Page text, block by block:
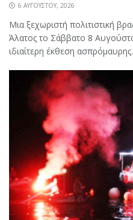
6 ΑΥΓΟΎΣΤΟΥ, 2026
Μια ξεχωριστή πολιτιστική
Άλατος το Σάββατο 8
ιδιαίτερη έκθεση